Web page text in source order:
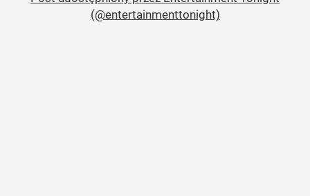
(@entertainmenttonight)